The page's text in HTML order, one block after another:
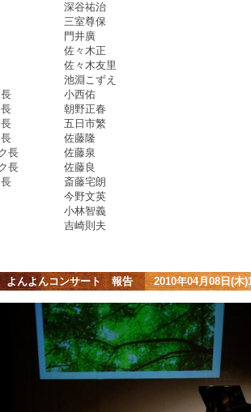
計 深谷祐治
室尊保
門井廣
々木正
々木友里
淵こずえ
ク長 小西佑
ク長 朝野正春
ク長 五日市繁
ク長 佐藤隆
ック長 佐藤泉
ック長 佐藤良
ク長 斎藤宅朗
今野文英
小林智義
吉崎則夫
よんよんコンサート 報告 2010年04月08日(木